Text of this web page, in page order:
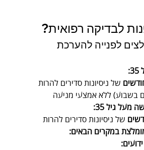
לבדיקה רפואית?
לפנייה להערכת
של ניסיונות סדירים להרות
מעל גיל 35:
של ניסיונות סדירים להרות
במקרים הבאים: